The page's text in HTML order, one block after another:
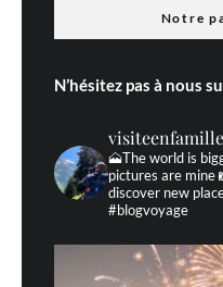
Prévenez-moi de tous les
Prévenez-moi de tous les
Notre
N’hésitez pas à nous
🗻The world is
pictures are mine
discover new
#blogvoyage